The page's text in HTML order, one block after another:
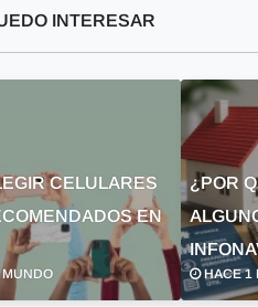
INTERESAR
CELULARES
EN
MUNDO
¿POR
HACE 1